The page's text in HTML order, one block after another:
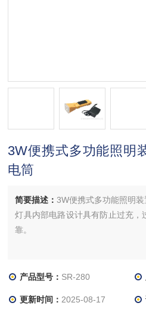
3W便携式多功能照明
电筒
简要描述：3W便携式多功能照明
灯具内部电路设计具有防止过充，
靠。
产品型号： SR-280
更新时间： 2025-08-17